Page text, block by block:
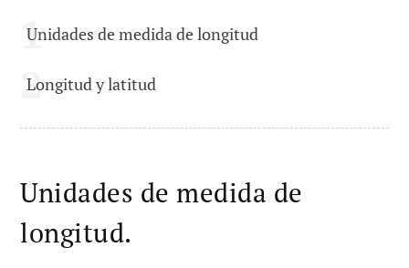
Unidades de medida de longitud
Longitud y latitud
Unidades de medida de
longitud.